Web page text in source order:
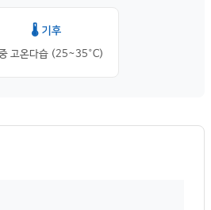
🌡️ 기후
고온다습 (25~35°C)